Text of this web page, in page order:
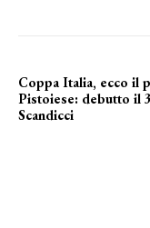
Coppa Italia, ecco il
Pistoiese: debutto il
Scandicci